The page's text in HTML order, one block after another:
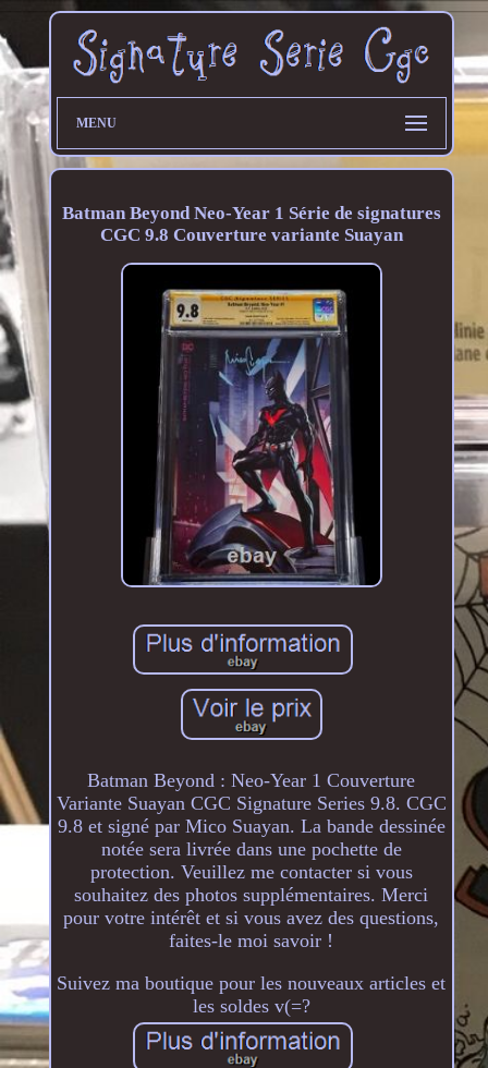
MENU
Batman Beyond Neo-Year 1 Série de signatures
CGC 9.8 Couverture variante Suayan
Batman Beyond : Neo-Year 1 Couverture
Variante Suayan CGC Signature Series 9.8. CGC
9.8 et signé par Mico Suayan. La bande dessinée
notée sera livrée dans une pochette de
protection. Veuillez me contacter si vous
souhaitez des photos supplémentaires. Merci
pour votre intérêt et si vous avez des questions,
faites-le moi savoir !
Suivez ma boutique pour les nouveaux articles et
les soldes v(=?